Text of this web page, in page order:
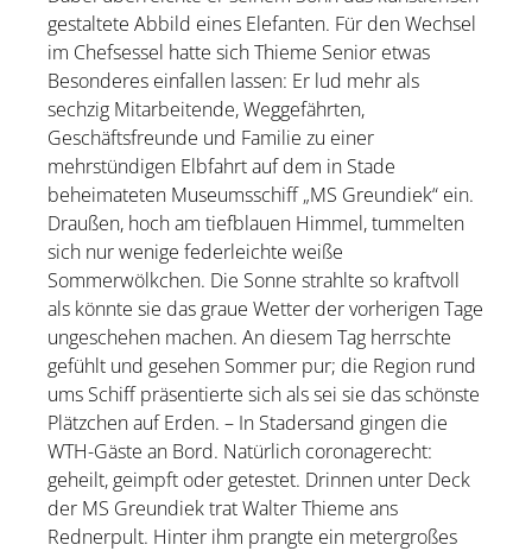
gestaltete Abbild eines Elefanten. Für den Wechsel
im Chefsessel hatte sich Thieme Senior etwas
Besonderes einfallen lassen: Er lud mehr als
sechzig Mitarbeitende, Weggefährten,
Geschäftsfreunde und Familie zu einer
mehrstündigen Elbfahrt auf dem in Stade
beheimateten Museumsschiff „MS Greundiek“ ein.
Draußen, hoch am tiefblauen Himmel, tummelten
sich nur wenige federleichte weiße
Sommerwölkchen. Die Sonne strahlte so kraftvoll
als könnte sie das graue Wetter der vorherigen Tage
ungeschehen machen. An diesem Tag herrschte
gefühlt und gesehen Sommer pur; die Region rund
ums Schiff präsentierte sich als sei sie das schönste
Plätzchen auf Erden. – In Stadersand gingen die
WTH-Gäste an Bord. Natürlich coronagerecht:
geheilt, geimpft oder getestet. Drinnen unter Deck
der MS Greundiek trat Walter Thieme ans
Rednerpult. Hinter ihm prangte ein metergroßes